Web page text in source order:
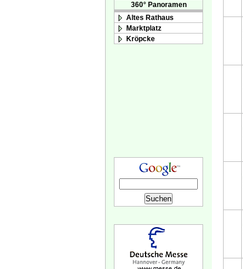
360° Panoramen
Altes Rathaus
Marktplatz
Kröpcke